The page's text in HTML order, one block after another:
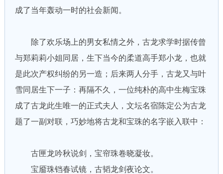
成了当年轰动一时的社会新闻。
除了欢乐场上的男女私情之外，古龙求学时据传曾
与郑莉莉小姐同居，生下当今的柔道高手郑小龙，也就
是此次产权纠纷的另一造；后来两人分手，古龙又与叶
雪同居生下一子：再隔不久，一位纯朴的高中生梅宝珠
成了古龙此生唯一的正式夫人，文坛名宿陈定公为古龙
题了一副对联，巧妙地将古龙和宝珠的名字嵌入联中：
古匣龙吟秋说剑，宝帘珠卷晓凝妆。
宝靥珠铛春试镜，古韬龙剑夜论文。